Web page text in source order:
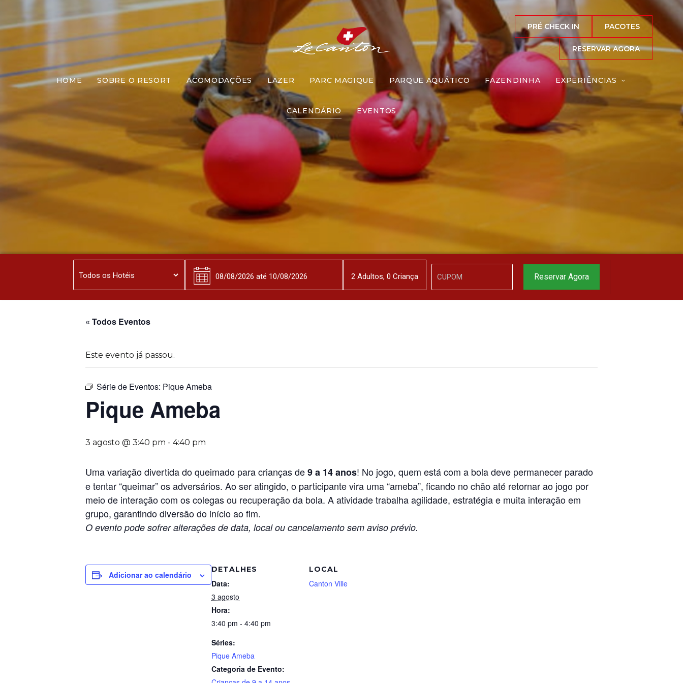
PRÉ CHECK IN PACOTES
RESERVAR AGORA
HOME SOBRE O RESORT ACOMODAÇÕES LAZER PARC MAGIQUE PARQUE AQUÁTICO FAZENDINHA EXPERIÊNCIAS
CALENDÁRIO EVENTOS
Pique Ameba
« Todos Eventos
Este evento já passou.
Série de Eventos: Pique Ameba
Pique Ameba
3 agosto @ 3:40 pm - 4:40 pm
Uma variação divertida do queimado para crianças de9 a 14 anos! No jogo, quem está com a bola deve permanecer parado
e tentar “queimar” os adversários. Ao ser atingido, o participante vira uma “ameba”, ficando no chão até retornar ao jogo por
meio de interação com os colegas ou recuperação da bola. A atividade trabalha agilidade, estratégia e muita interação em
grupo, garantindo diversão do início ao fim.
O evento pode sofrer alterações de data, local ou cancelamento sem aviso prévio.
Adicionar ao calendário
DETALHES
Data:
3 agosto
Hora:
3:40 pm - 4:40 pm
Séries:
Pique Ameba
Categoria de Evento:
LOCAL
Canton Ville
2Adultos, 0 Criança Reservar Agora